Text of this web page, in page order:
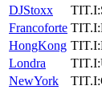
DJStoxx
Francoforte
HongKong
Londra
NewYork